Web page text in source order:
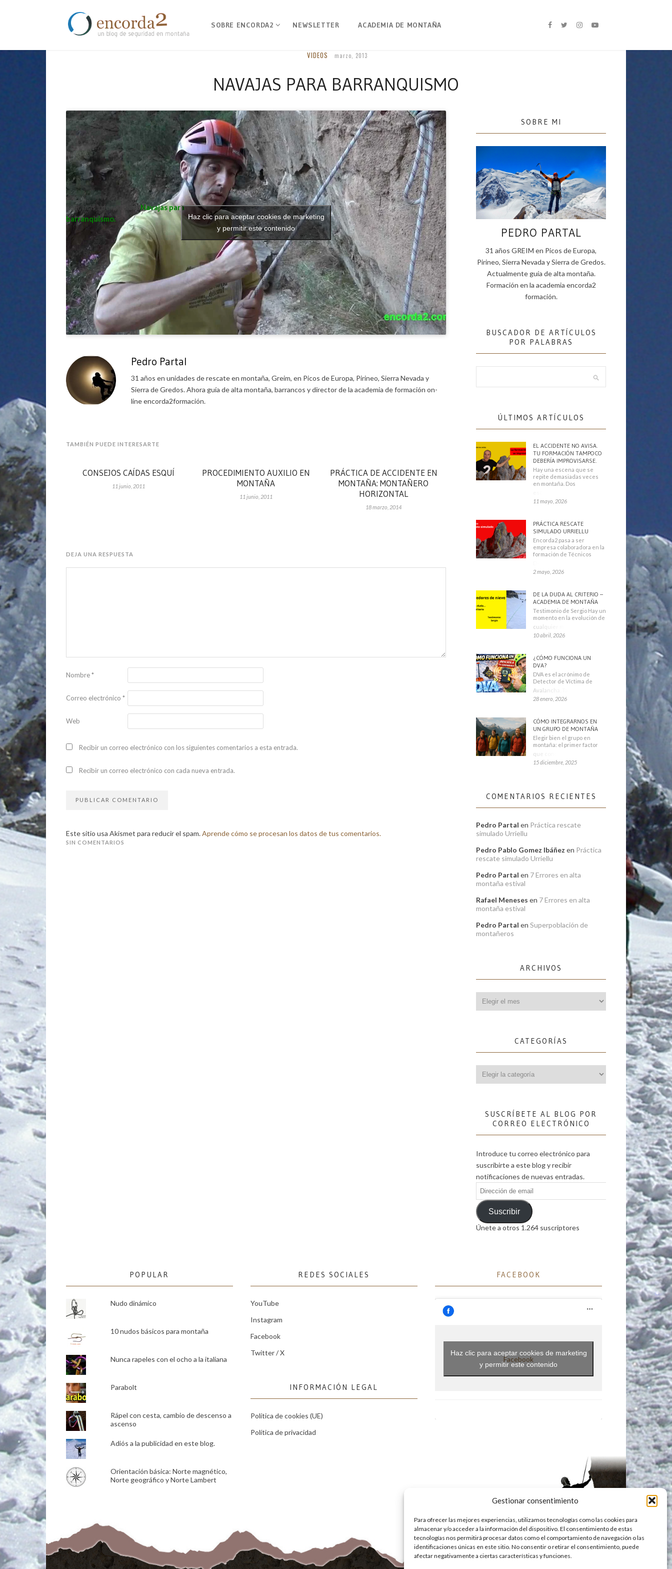
Gestionar consentimiento
Para ofrecer las mejores experiencias, utilizamos tecnologías como las cookies para
almacenar y/o acceder a la información del dispositivo. El consentimiento de estas
tecnologías nos permitirá procesar datos como el comportamiento de navegación o las
identificaciones únicas en este sitio. No consentir o retirar el consentimiento, puede
afectar negativamente a ciertas características y funciones.
SOBRE ENCORDA2 NEWSLETTER ACADEMIA DE MONTAÑA
VIDEOS marzo, 2013
NAVAJAS PARA BARRANQUISMO
Leer más información:Navajas para
barranquismo.
Haz clic para aceptar cookies de marketing
y permitir este contenido
Pedro Partal
31 años en unidades de rescate en montaña, Greim, en Picos de Europa, Pirineo, Sierra Nevada y
Sierra de Gredos. Ahora guía de alta montaña, barrancos y director de la academia de formación on-
line encorda2formación.
TAMBIÉN PUEDE INTERESARTE
CONSEJOS CAÍDAS ESQUÍ
11 junio, 2011
PROCEDIMIENTO AUXILIO EN
MONTAÑA
11 junio, 2011
PRÁCTICA DE ACCIDENTE EN
MONTAÑA: MONTAÑERO
HORIZONTAL
18 marzo, 2014
DEJA UNA RESPUESTA
Nombre*
Correo electrónico *
Web
Recibir un correo electrónico con los siguientes comentarios a esta entrada.
Recibir un correo electrónico con cada nueva entrada.
Este sitio usa Akismet para reducir el spam.Aprende cómo se procesan los datos de tus comentarios.
SIN COMENTARIOS
SOBRE MI
PEDRO PARTAL
31 años GREIM en Picos de Europa,
Pirineo, Sierra Nevada y Sierra de Gredos.
Actualmente guía de alta montaña.
Formación en la academia encorda2
formación.
BUSCADOR DE ARTÍCULOS
POR PALABRAS
ÚLTIMOS ARTÍCULOS
EL ACCIDENTE NO AVISA.
TU FORMACIÓN TAMPOCO
DEBERÍA IMPROVISARSE.
Hay una escena que se
repite demasiadas veces
en montaña. Dos
11 mayo, 2026
PRÁCTICA RESCATE
SIMULADO URRIELLU
Encorda2 pasa a ser
empresa colaboradora en la
formación de Técnicos
2 mayo, 2026
DE LA DUDA AL CRITERIO –
ACADEMIA DE MONTAÑA
Testimonio de Sergio Hay un
momento en la evolución de
cualquier montañero
10 abril, 2026
¿CÓMO FUNCIONA UN
DVA?
DVA es el acrónimo de
Detector de Víctima de
Avalancha. También se
28 enero, 2026
CÓMO INTEGRARNOS EN
UN GRUPO DE MONTAÑA
Elegir bien el grupo en
montaña: el primer factor
que condiciona tu
15 diciembre, 2025
COMENTARIOS RECIENTES
Pedro Partal en Práctica rescate
simulado Urriellu
Pedro Pablo Gomez Ibáñez en Práctica
rescate simulado Urriellu
Pedro Partal en 7 Errores en alta
montaña estival
Rafael Meneses en 7 Errores en alta
montaña estival
Pedro Partal en Superpoblación de
montañeros
ARCHIVOS
CATEGORÍAS
SUSCRÍBETE AL BLOG POR
CORREO ELECTRÓNICO
Introduce tu correo electrónico para
suscribirte a este blog y recibir
notificaciones de nuevas entradas.
Dirección
de
emailSuscribir
Únete a otros 1.264 suscriptores
POPULAR
Nudo dinámico
10 nudos básicos para montaña
Nunca rapeles con el ocho a la italiana
Parabolt
Rápel con cesta, cambio de descenso a
ascenso
Adiós a la publicidad en este blog.
Orientación básica: Norte magnético,
Norte geográfico y Norte Lambert
REDES SOCIALES
YouTube
Instagram
Facebook
Twitter / X
INFORMACIÓN LEGAL
Política de cookies (UE)
Política de privacidad
FACEBOOK
Facebook
Haz clic para aceptar cookies de marketing
y permitir este contenido